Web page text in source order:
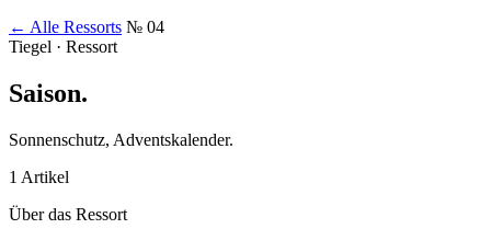
← Alle Ressorts № 04
Tiegel · Ressort
Saison.
Sonnenschutz, Adventskalender.
1 Artikel
Über das Ressort